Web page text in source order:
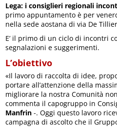
Lega: i consiglieri regionali
primo appuntamento è per
nella sede aostana di via De
E’ il primo di un ciclo di incontri
segnalazioni e suggerimenti.
L’obiettivo
«Il lavoro di raccolta di idee,
portare all’attenzione della
migliorare la nostra Comunità
commenta il capogruppo in
Manfrin -. Oggi questo lavoro
campagna di ascolto che il